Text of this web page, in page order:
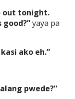
out tonight.
good?”yaya pa
ako eh.”
pwede?”